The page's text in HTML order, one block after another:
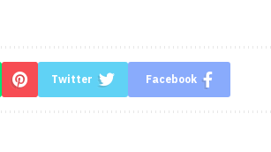
Facebook
Twitter